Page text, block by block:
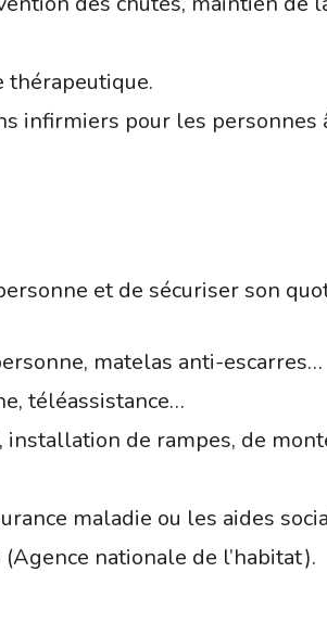
thérapeutique.
infirmiers pour les personnes
et de sécuriser son
matelas anti-escarres…
téléassistance…
de rampes, de
maladie ou les aides
nationale de l’habitat).